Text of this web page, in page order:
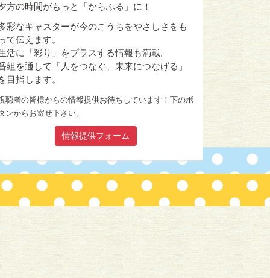
方の時間がもっと「からふる」に！
彩なキャスターが今のこうちをやさしさをも
て伝えます。
活に「彩り」をプラスする情報も満載。
組を通して「人をつなぐ、未来につなげる」
目指します。
聴者の皆様からの情報提供お待ちしています！下のボ
ンからお寄せ下さい。
情報提供フォーム